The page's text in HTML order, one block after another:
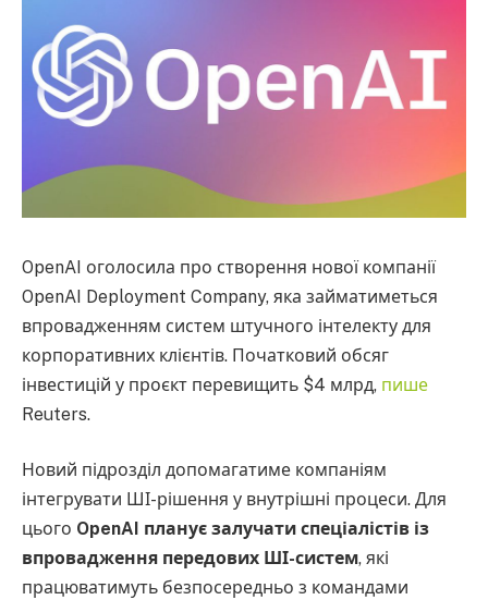
OpenAI оголосила про створення нової компанії
OpenAI Deployment Company, яка займатиметься
впровадженням систем штучного інтелекту для
корпоративних клієнтів. Початковий обсяг
інвестицій у проєкт перевищить $4 млрд, пише
Reuters.
Новий підрозділ допомагатиме компаніям
інтегрувати ШІ-рішення у внутрішні процеси. Для
цього OpenAI планує залучати спеціалістів із
впровадження передових ШІ-систем, які
працюватимуть безпосередньо з командами